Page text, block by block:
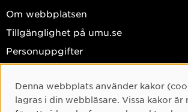
Om webbplatsen
Tillgänglighet på umu.se
Personuppgifter
Facebook
Cookie-samtycke
Denna webbplats använder kakor
lagras i din webbläsare. Vissa kakor är